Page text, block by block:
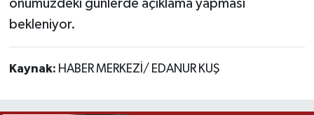
önümüzdeki günlerde açıklama yapması
bekleniyor.
Kaynak: HABER MERKEZİ/ EDANUR KUŞ